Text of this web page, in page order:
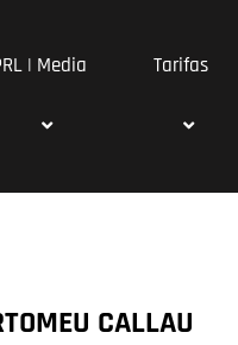
| Media Tarifas
CALLAU